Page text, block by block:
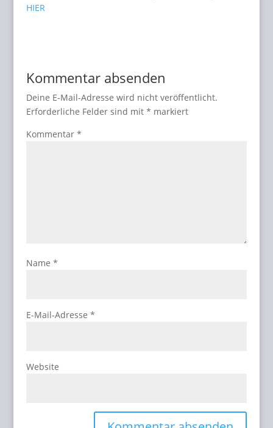
HIER
Kommentar absenden
Deine E-Mail-Adresse wird nicht veröffentlicht.
Erforderliche Felder sind mit * markiert
Kommentar *
Name *
E-Mail-Adresse *
Website